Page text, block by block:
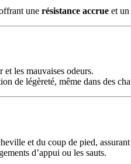
une résistance accrue et
et les mauvaises odeurs.
de légèreté, même dans des
et du coup de pied,
d’appui ou les sauts.